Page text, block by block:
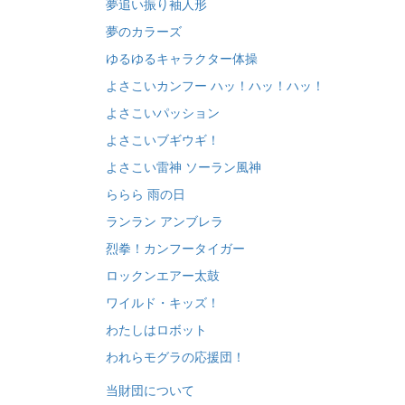
夢追い振り袖人形
夢のカラーズ
ゆるゆるキャラクター体操
よさこいカンフー ハッ！ハッ！ハッ！
よさこいパッション
よさこいブギウギ！
よさこい雷神 ソーラン風神
ららら 雨の日
ランラン アンブレラ
烈拳！カンフータイガー
ロックンエアー太鼓
ワイルド・キッズ！
わたしはロボット
われらモグラの応援団！
当財団について